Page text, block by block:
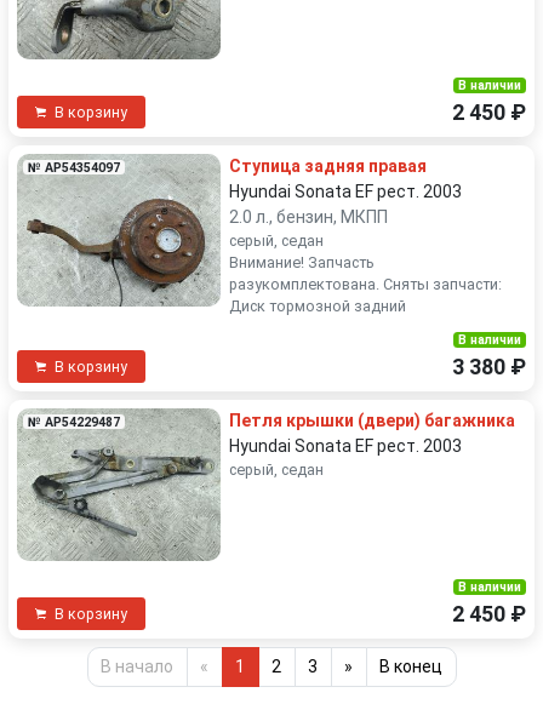
В корзину
В наличии
2 450 ₽
№ AP54354097
Ступица задняя правая
Hyundai Sonata EF рест. 2003
2.0 л., бензин, МКПП
серый, седан
Внимание! Запчасть
разукомплектована. Сняты запчасти:
Диск тормозной задний
В корзину
В наличии
3 380 ₽
№ AP54229487
Петля крышки (двери) багажника
Hyundai Sonata EF рест. 2003
серый, седан
В корзину
В наличии
2 450 ₽
В начало « 1 2 3 » В конец